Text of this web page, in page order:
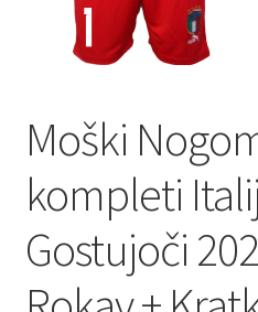
Moški
kompleti
Gostujoči